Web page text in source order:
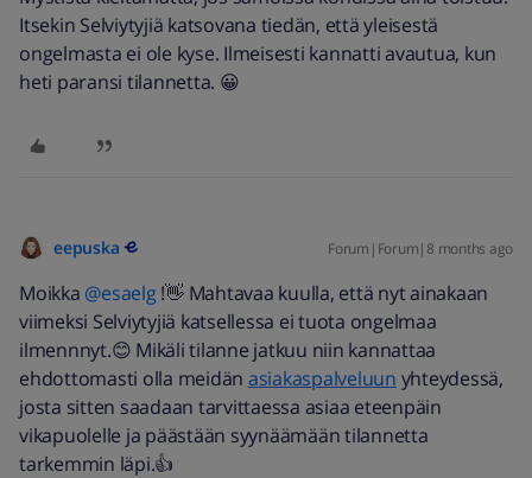
Itsekin Selviytyjiä katsovana tiedän, että yleisestä
ongelmasta ei ole kyse. Ilmeisesti kannatti avautua, kun
heti paransi tilannetta. 😀
eepuska Forum|Forum|8 months ago
Moikka ​ @esaelg!👋 Mahtavaa kuulla, että nyt ainakaan
viimeksi Selviytyjiä katsellessa ei tuota ongelmaa
ilmennnyt.😊 Mikäli tilanne jatkuu niin kannattaa
ehdottomasti olla meidän asiakaspalveluun yhteydessä,
josta sitten saadaan tarvittaessa asiaa eteenpäin
vikapuolelle ja päästään syynäämään tilannetta
tarkemmin läpi.👍